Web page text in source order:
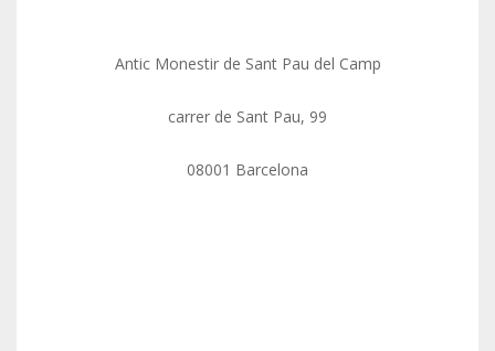
Antic Monestir de Sant Pau del Camp
carrer de Sant Pau, 99
08001 Barcelona